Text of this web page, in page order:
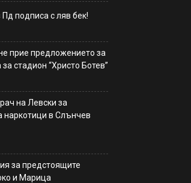
подписа с ляв бек!
прие предложението за
стадион “Христо Ботев”
на Левски за
наркотици в Слънчев
за предстоящите
и Марица